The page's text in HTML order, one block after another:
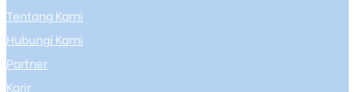
Tentang Kami
Hubungi Kami
Partner
Karir